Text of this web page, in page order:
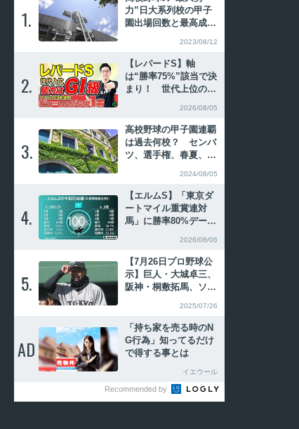
1.
力”日大系列校の甲子
園出場回数と最高成
2023/08/12
2.
【レパードS】軸
は“勝率75%”該当で決
まり！ 世代上位の能
2026/08/05
3.
高校野球の甲子園連覇
は過去何校？ センバ
ツ、選手権、春夏、夏
2024/08/05
4.
【エルムS】「東京ダ
ートマイル重賞連対
馬」に勝率80%デー
2勝目へ
2026/08/06
5.
【7月26日プロ野球公
示】巨人・大城卓三、
阪神・桐敷拓馬、ソフ
テ・ボスら登録、阪
神・原口文仁、広島・
中村健人ら抹消
2025/07/26
AD
「持ち家を売る時のN
G行為」知ってるだけ
で得する事とは
イエウール
Recommended by